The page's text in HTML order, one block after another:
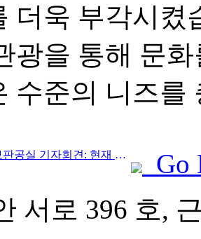
더욱 부각시
광을 통해 문
수준의 니즈를
Prev:국무원 정보판공실 기자회견: 현재 우리나라에는 자가운전 관광 서비스를 제공할 수 있는 국경항구가 28개 있습니다.
Go
서로 396 호,